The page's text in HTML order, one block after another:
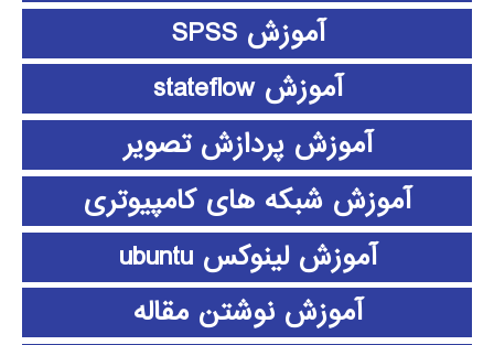
آموزش SPSS
آموزش stateflow
آموزش پردازش تصویر
آموزش شبکه های کامپیوتری
آموزش لینوکس ubuntu
آموزش نوشتن مقاله